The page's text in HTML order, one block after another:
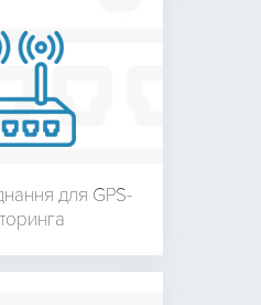
для GPS-